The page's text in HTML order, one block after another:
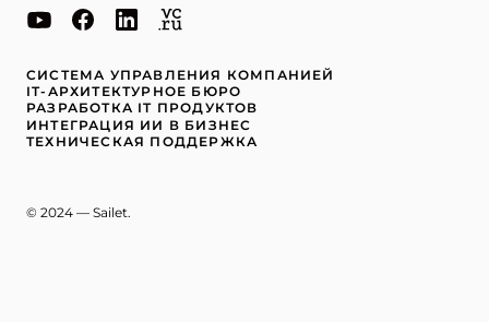
СИСТЕМА УПРАВЛЕНИЯ КОМПАНИЕЙ
IT-АРХИТЕКТУРНОЕ БЮРО
РАЗРАБОТКА IT ПРОДУКТОВ
ИНТЕГРАЦИЯ ИИ В БИЗНЕС
ТЕХНИЧЕСКАЯ ПОДДЕРЖКА
© 2024 — Sailet.